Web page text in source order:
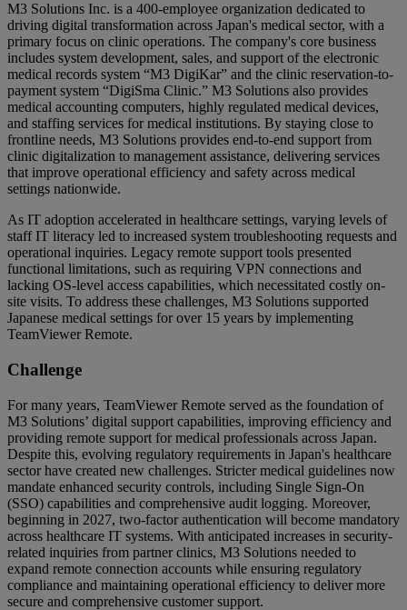
M3 Solutions Inc. is a 400-employee organization dedicated to
driving digital transformation across Japan's medical sector, with a
primary focus on clinic operations. The company's core business
includes system development, sales, and support of the electronic
medical records system “M3 DigiKar” and the clinic reservation-to-
payment system “DigiSma Clinic.” M3 Solutions also provides
medical accounting computers, highly regulated medical devices,
and staffing services for medical institutions. By staying close to
frontline needs, M3 Solutions provides end-to-end support from
clinic digitalization to management assistance, delivering services
that improve operational efficiency and safety across medical
settings nationwide.
As IT adoption accelerated in healthcare settings, varying levels of
staff IT literacy led to increased system troubleshooting requests and
operational inquiries. Legacy remote support tools presented
functional limitations, such as requiring VPN connections and
lacking OS-level access capabilities, which necessitated costly on-
site visits. To address these challenges, M3 Solutions supported
Japanese medical settings for over 15 years by implementing
TeamViewer Remote.
Challenge
For many years, TeamViewer Remote served as the foundation of
M3 Solutions’ digital support capabilities, improving efficiency and
providing remote support for medical professionals across Japan.
Despite this, evolving regulatory requirements in Japan's healthcare
sector have created new challenges. Stricter medical guidelines now
mandate enhanced security controls, including Single Sign-On
(SSO) capabilities and comprehensive audit logging. Moreover,
beginning in 2027, two-factor authentication will become mandatory
across healthcare IT systems. With anticipated increases in security-
related inquiries from partner clinics, M3 Solutions needed to
expand remote connection accounts while ensuring regulatory
compliance and maintaining operational efficiency to deliver more
secure and comprehensive customer support.